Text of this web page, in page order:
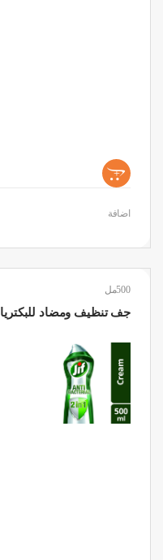
+
اضافة
500مل
جف تنظيف ومضاد للبكتريا 2 في 1ومبيض 500مل